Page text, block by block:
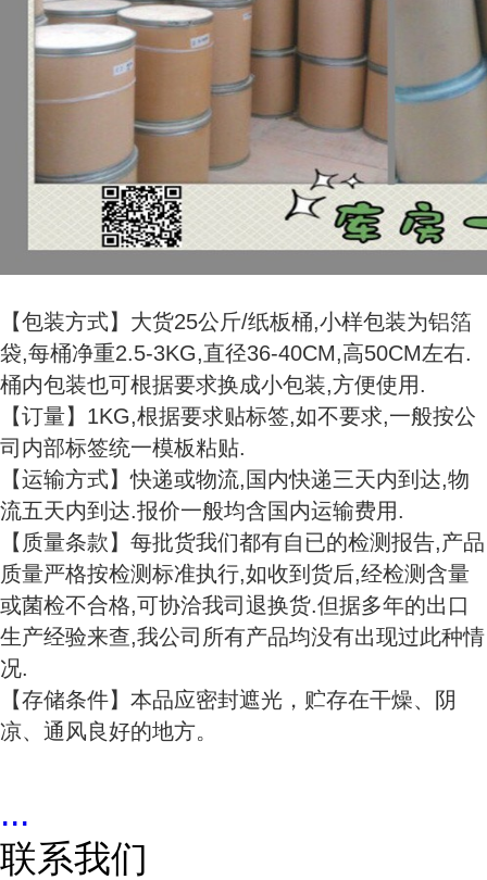
【包装方式】大货25公斤/纸板桶,小样包装为铝箔
袋,每桶净重2.5-3KG,直径36-40CM,高50CM左右.
桶内包装也可根据要求换成小包装,方便使用.
【订量】1KG,根据要求贴标签,如不要求,一般按公
司内部标签统一模板粘贴.
【运输方式】快递或物流,国内快递三天内到达,物
流五天内到达.报价一般均含国内运输费用.
【质量条款】每批货我们都有自已的检测报告,产品
质量严格按检测标准执行,如收到货后,经检测含量
或菌检不合格,可协洽我司退换货.但据多年的出口
生产经验来查,我公司所有产品均没有出现过此种情
况.
【存储条件】本品应密封遮光，贮存在干燥、阴
凉、通风良好的地方。
...
联系我们